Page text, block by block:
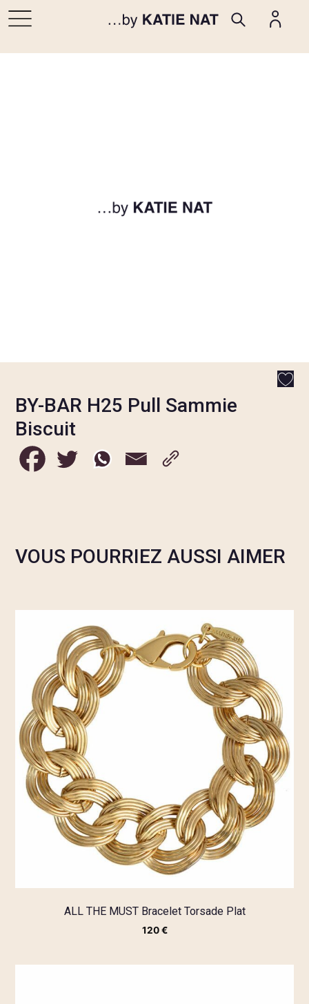
BY-BAR H25 Pull Sammie
Biscuit
VOUS POURRIEZ AUSSI AIMER
ALL THE MUST Bracelet Torsade Plat
120€